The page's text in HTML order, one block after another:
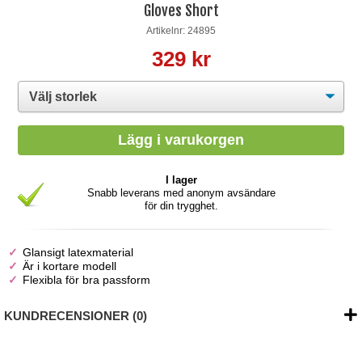
Gloves Short
Artikelnr: 24895
329 kr
I lager
Snabb leverans med anonym avsändare
för din trygghet.
Glansigt latexmaterial
Är i kortare modell
Flexibla för bra passform
KUNDRECENSIONER (0)